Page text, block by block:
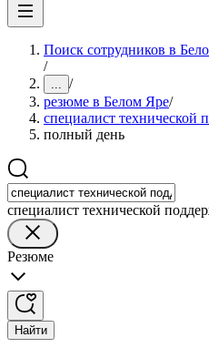
Поиск сотрудников в
/
... /
резюме в Белом Яре/
специалист технической
полный день
специалист технической
Резюме
Найти